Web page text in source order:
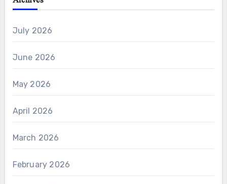
July 2026
June 2026
May 2026
April 2026
March 2026
February 2026